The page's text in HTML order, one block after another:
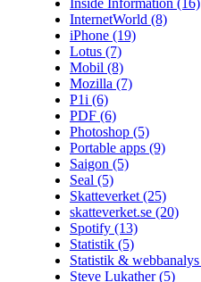
Inside Information (16)
InternetWorld (8)
iPhone (19)
Lotus (7)
Mobil (8)
Mozilla (7)
P1i (6)
PDF (6)
Photoshop (5)
Portable apps (9)
Saigon (5)
Seal (5)
Skatteverket (25)
skatteverket.se (20)
Spotify (13)
Statistik (5)
Statistik & webbanalys
Steve Lukather(5)